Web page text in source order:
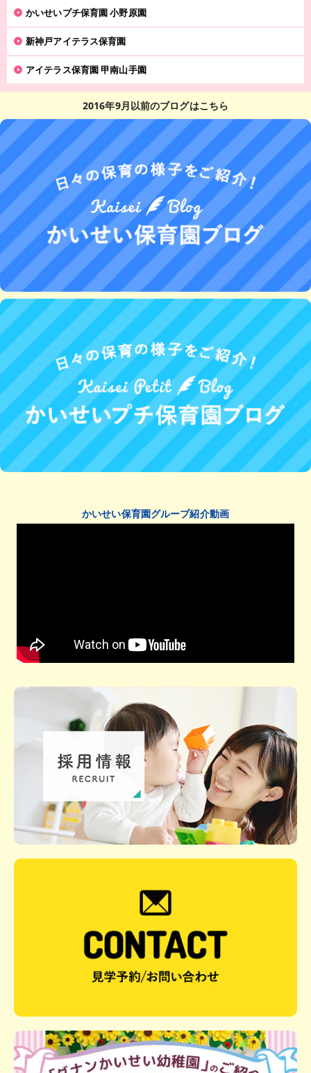
かいせいプチ保育園 小野原園
新神戸アイテラス保育園
アイテラス保育園 甲南山手園
2016年9月以前のブログはこちら
かいせい保育園グループ紹介動画